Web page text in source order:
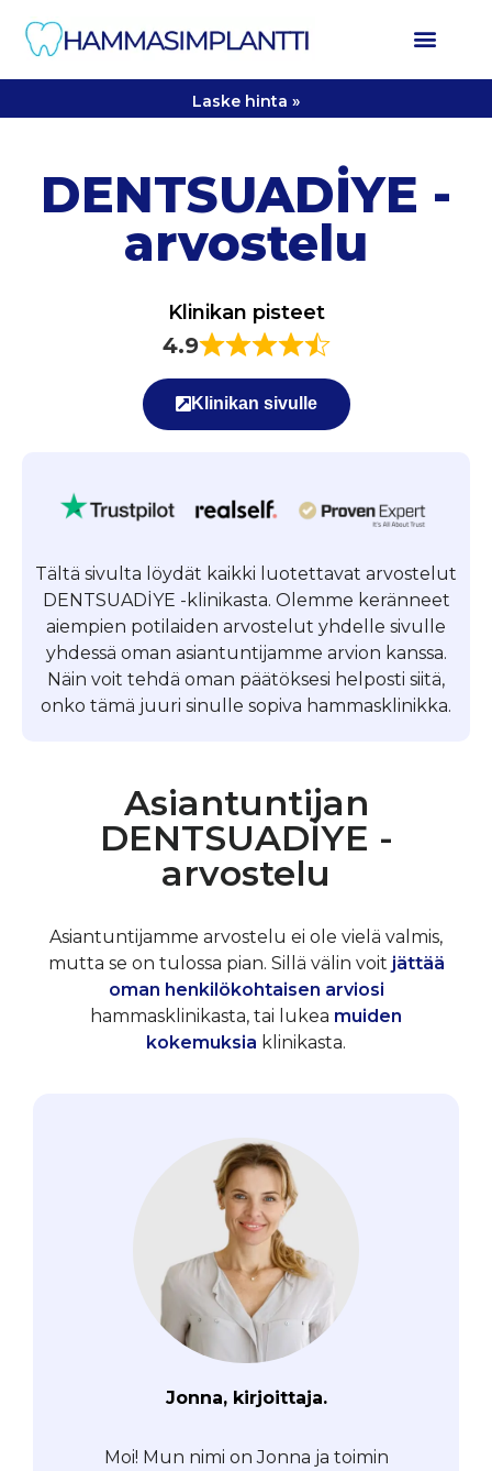
Laske hinta »
DENTSUADİYE -
arvostelu
Klinikan pisteet
4.9
Klinikan sivulle
Tältä sivulta löydät kaikki luotettavat arvostelut
DENTSUADİYE -klinikasta. Olemme keränneet
aiempien potilaiden arvostelut yhdelle sivulle
yhdessä oman asiantuntijamme arvion kanssa.
Näin voit tehdä oman päätöksesi helposti siitä,
onko tämä juuri sinulle sopiva hammasklinikka.
Asiantuntijan
DENTSUADİYE -
arvostelu
Asiantuntijamme arvostelu ei ole vielä valmis,
mutta se on tulossa pian. Sillä välin voit jättää
oman henkilökohtaisen arviosi
hammasklinikasta, tai lukea muiden
kokemuksia klinikasta.
Jonna, kirjoittaja.
Moi! Mun nimi on Jonna ja toimin